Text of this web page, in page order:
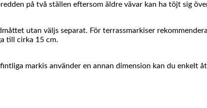
på två ställen eftersom äldre vävar kan ha töjt sig
utan väljs separat. För terrassmarkiser
till cirka 15 cm.
markis använder en annan dimension kan du enkelt